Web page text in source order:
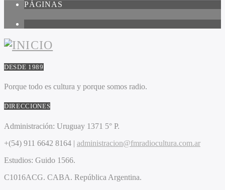
PÁGINAS
DESDE 1989
Porque todo es cultura y porque somos radio.
DIRECCIONES
Administración: Uruguay 1371 5° P.
+(54) 911 6642 8164 | administracion@fmradiocultura.com.ar
Estudios: Guido 1566.
C1016ACG. CABA. República Argentina.